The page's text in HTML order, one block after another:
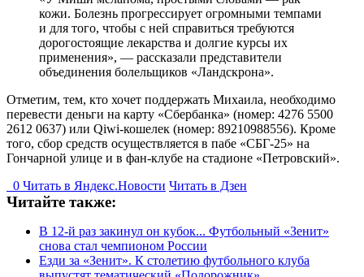
кожи. Болезнь прогрессирует огромными темпами
и для того, чтобы с ней справиться требуются
дорогостоящие лекарства и долгие курсы их
применения», — рассказали представители
объединения болельщиков «Ландскрона».
Отметим, тем, кто хочет поддержать Михаила, необходимо
перевести деньги на карту «Сбербанка» (номер: 4276 5500
2612 0637) или Qiwi-кошелек (номер: 89210988556). Кроме
того, сбор средств осуществляется в пабе «СБГ-25» на
Гончарной улице и в фан-клубе на стадионе «Петровский».
0 Читать в Яндекс.Новости Читать в Дзен
Читайте также:
В 12-й раз закинул он кубок... Футбольный «Зенит»
снова стал чемпионом России
Езди за «Зенит». К столетию футбольного клуба